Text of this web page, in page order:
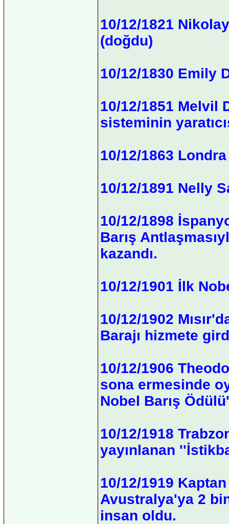
10/12/1821
(doğdu)
10/12/1830 Emily
10/12/1851 Melvil
sisteminin
10/12/1863
10/12/1891 Nelly
10/12/1898
Barış
kazandı.
10/12/1901 İlk
10/12/1902
Barajı hizmete
10/12/1906
sona ermesinde
Nobel Barış
10/12/1918
yayınlanan
10/12/1919
Avustralya'ya 2
insan oldu.